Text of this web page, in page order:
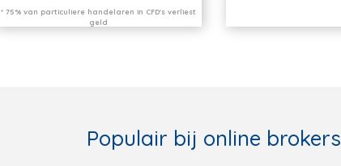
* 75% van particuliere handelaren in CFD's verliest
geld
Populair bij online brokers